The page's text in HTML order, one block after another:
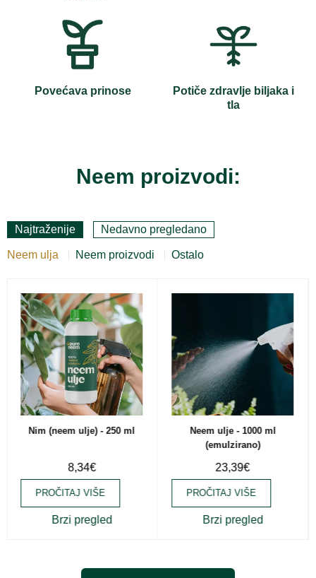
Povećava prinose
Potiče zdravlje biljaka i
tla
Neem proizvodi:
Najtraženije Nedavno pregledano
Neem ulje - 1000 ml
23,39€
PROČITAJ VIŠE
Brzi pregled
Nim (neem ulje) - 1000 ml
23,75€
PROČITAJ VIŠE
Brzi pregled
Neem ulja Neem proizvodi Ostalo